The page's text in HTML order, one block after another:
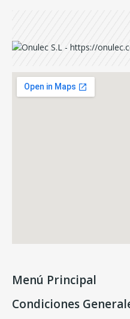
Menú Principal
Condiciones